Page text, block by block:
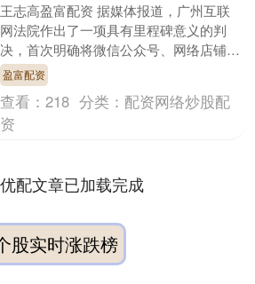
王志高盈富配资 据媒体报道，广州互联
网法院作出了一项具有里程碑意义的判
决，首次明确将微信公众号、网络店铺及
流量等数字资源认定为受法律保护的虚拟
财产。在这起引发广....
盈富配资
查看：218 分类： 配资网络炒股配
资
配文章已加载完成
股实时涨跌榜